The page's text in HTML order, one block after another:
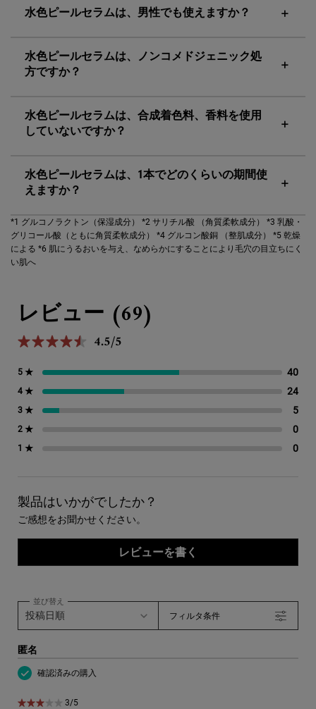
水色ピールセラムは、男性でも使えますか？
水色ピールセラムは、ノンコメドジェニック処
方ですか？
水色ピールセラムは、合成着色料、香料を使用
していないですか？
水色ピールセラムは、1本でどのくらいの期間使
えますか？
*1 グルコノラクトン（保湿成分） *2 サリチル酸 （角質柔軟成分）
*3 乳酸・
グリコール酸（ともに角質柔軟成分）
*4 グルコン酸銅 （整肌成分）
*5 乾燥
による *6 肌にうるおいを与え、なめらかにすることにより毛穴の目立ちにく
い肌へ
レビュー (69)
5星中4.5。 4.5/5
5 ★ 40
4 ★ 24
3 ★ 5
2 ★ 0
1 ★ 0
製品はいかがでしたか？
ご感想をお聞かせください。
レビューを書く
並び替え
フィルタ条件
匿名
確認済みの購入
5星中3。
3/5